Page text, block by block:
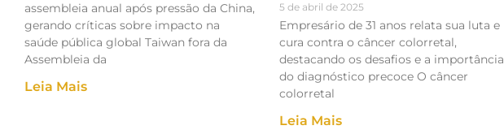
assembleia anual após pressão da China,
gerando críticas sobre impacto na
saúde pública global Taiwan fora da
Assembleia da
Leia Mais
5 de abril de 2025
Empresário de 31 anos relata sua luta e
cura contra o câncer colorretal,
destacando os desafios e a importância
do diagnóstico precoce O câncer
colorretal
Leia Mais